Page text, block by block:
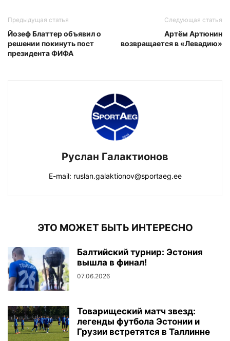
Предыдущая статья
Йозеф Блаттер объявил о
решении покинуть пост
президента ФИФА
Следующая статья
Артём Артюнин
возвращается в «Левадию»
Руслан Галактионов
E-mail: ruslan.galaktionov@sportaeg.ee
ЭТО МОЖЕТ БЫТЬ ИНТЕРЕСНО
Балтийский турнир: Эстония
вышла в финал!
07.06.2026
Товарищеский матч звезд:
легенды футбола Эстонии и
Грузии встретятся в Таллинне